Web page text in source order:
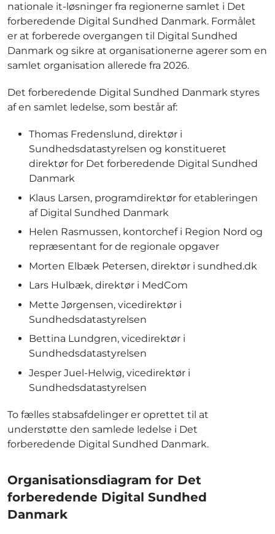
nationale it-løsninger fra regionerne samlet i Det
forberedende Digital Sundhed Danmark. Formålet
er at forberede overgangen til Digital Sundhed
Danmark og sikre at organisationerne agerer som en
samlet organisation allerede fra 2026.
Det forberedende Digital Sundhed Danmark styres
af en samlet ledelse, som består af:
Thomas Fredenslund, direktør i
Sundhedsdatastyrelsen og konstitueret
direktør for Det forberedende Digital Sundhed
Danmark
Klaus Larsen, programdirektør for etableringen
af Digital Sundhed Danmark
Helen Rasmussen, kontorchef i Region Nord og
repræsentant for de regionale opgaver
Morten Elbæk Petersen, direktør i sundhed.dk
Lars Hulbæk, direktør i MedCom
Mette Jørgensen, vicedirektør i
Sundhedsdatastyrelsen
Bettina Lundgren, vicedirektør i
Sundhedsdatastyrelsen
Jesper Juel-Helwig, vicedirektør i
Sundhedsdatastyrelsen
To fælles stabsafdelinger er oprettet til at
understøtte den samlede ledelse i Det
forberedende Digital Sundhed Danmark.
Organisationsdiagram for Det
forberedende Digital Sundhed
Danmark